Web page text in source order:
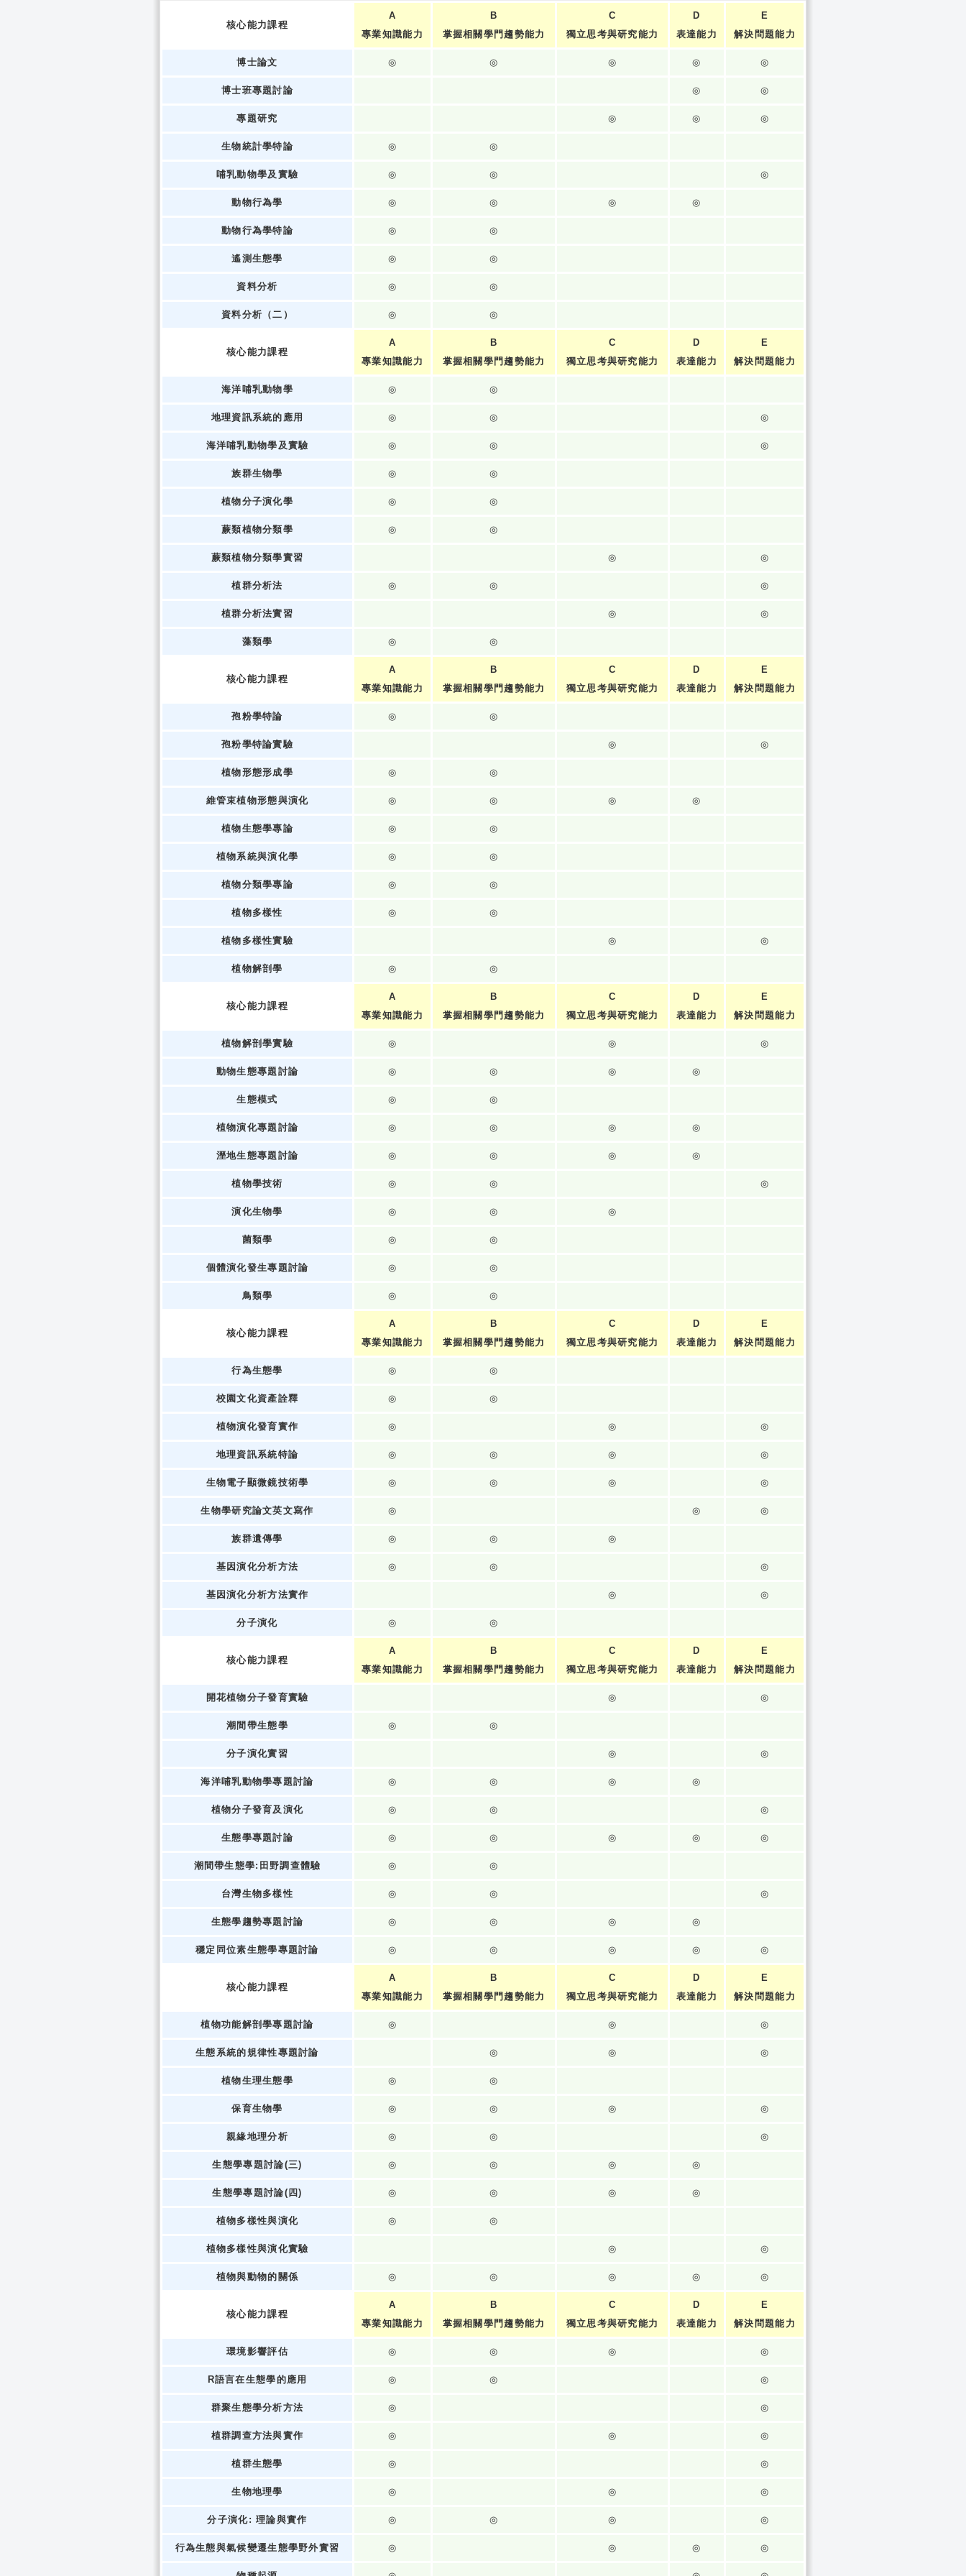
核心能力課程
A
專業知識能力
B
掌握相關學門趨勢能力
C
獨立思考與研究能力
D
表達能力
E
解決問題能力
博士論文 ◎ ◎ ◎ ◎ ◎
博士班專題討論 ◎ ◎
專題研究 ◎ ◎ ◎
生物統計學特論 ◎ ◎
哺乳動物學及實驗 ◎ ◎ ◎
動物行為學 ◎ ◎ ◎ ◎
動物行為學特論 ◎ ◎
遙測生態學 ◎ ◎
資料分析 ◎ ◎
資料分析（二） ◎ ◎
核心能力課程
A
專業知識能力
B
掌握相關學門趨勢能力
C
獨立思考與研究能力
D
表達能力
E
解決問題能力
海洋哺乳動物學 ◎ ◎
地理資訊系統的應用 ◎ ◎ ◎
海洋哺乳動物學及實驗 ◎ ◎ ◎
族群生物學 ◎ ◎
植物分子演化學 ◎ ◎
蕨類植物分類學 ◎ ◎
蕨類植物分類學實習 ◎ ◎
植群分析法 ◎ ◎ ◎
植群分析法實習 ◎ ◎
藻類學 ◎ ◎
核心能力課程
A
專業知識能力
B
掌握相關學門趨勢能力
C
獨立思考與研究能力
D
表達能力
E
解決問題能力
孢粉學特論 ◎ ◎
孢粉學特論實驗 ◎ ◎
植物形態形成學 ◎ ◎
維管束植物形態與演化 ◎ ◎ ◎ ◎
植物生態學專論 ◎ ◎
植物系統與演化學 ◎ ◎
植物分類學專論 ◎ ◎
植物多樣性 ◎ ◎
植物多樣性實驗 ◎ ◎
植物解剖學 ◎ ◎
核心能力課程
A
專業知識能力
B
掌握相關學門趨勢能力
C
獨立思考與研究能力
D
表達能力
E
解決問題能力
植物解剖學實驗 ◎ ◎ ◎
動物生態專題討論 ◎ ◎ ◎ ◎
生態模式 ◎ ◎
植物演化專題討論 ◎ ◎ ◎ ◎
溼地生態專題討論 ◎ ◎ ◎ ◎
植物學技術 ◎ ◎ ◎
演化生物學 ◎ ◎ ◎
菌類學 ◎ ◎
個體演化發生專題討論 ◎ ◎
鳥類學 ◎ ◎
核心能力課程
A
專業知識能力
B
掌握相關學門趨勢能力
C
獨立思考與研究能力
D
表達能力
E
解決問題能力
行為生態學 ◎ ◎
校園文化資產詮釋 ◎ ◎
植物演化發育實作 ◎ ◎ ◎
地理資訊系統特論 ◎ ◎ ◎ ◎
生物電子顯微鏡技術學 ◎ ◎ ◎ ◎
生物學研究論文英文寫作 ◎ ◎ ◎
族群遺傳學 ◎ ◎ ◎
基因演化分析方法 ◎ ◎ ◎
基因演化分析方法實作 ◎ ◎
分子演化 ◎ ◎
核心能力課程
A
專業知識能力
B
掌握相關學門趨勢能力
C
獨立思考與研究能力
D
表達能力
E
解決問題能力
開花植物分子發育實驗 ◎ ◎
潮間帶生態學 ◎ ◎
分子演化實習 ◎ ◎
海洋哺乳動物學專題討論 ◎ ◎ ◎ ◎
植物分子發育及演化 ◎ ◎ ◎
生態學專題討論 ◎ ◎ ◎ ◎ ◎
潮間帶生態學:田野調查體驗 ◎ ◎
台灣生物多樣性 ◎ ◎ ◎
生態學趨勢專題討論 ◎ ◎ ◎ ◎
穩定同位素生態學專題討論 ◎ ◎ ◎ ◎ ◎
核心能力課程
A
專業知識能力
B
掌握相關學門趨勢能力
C
獨立思考與研究能力
D
表達能力
E
解決問題能力
植物功能解剖學專題討論 ◎ ◎ ◎
生態系統的規律性專題討論 ◎ ◎ ◎
植物生理生態學 ◎ ◎
保育生物學 ◎ ◎ ◎ ◎
親緣地理分析 ◎ ◎ ◎
生態學專題討論(三) ◎ ◎ ◎ ◎
生態學專題討論(四) ◎ ◎ ◎ ◎
植物多樣性與演化 ◎ ◎
植物多樣性與演化實驗 ◎ ◎
植物與動物的關係 ◎ ◎ ◎ ◎ ◎
核心能力課程
A
專業知識能力
B
掌握相關學門趨勢能力
C
獨立思考與研究能力
D
表達能力
E
解決問題能力
環境影響評估 ◎ ◎ ◎ ◎
R語言在生態學的應用 ◎ ◎ ◎
群聚生態學分析方法 ◎ ◎
植群調查方法與實作 ◎ ◎ ◎
植群生態學 ◎ ◎
生物地理學 ◎ ◎ ◎
分子演化: 理論與實作 ◎ ◎ ◎ ◎
行為生態與氣候變遷生態學野外實習 ◎ ◎ ◎ ◎